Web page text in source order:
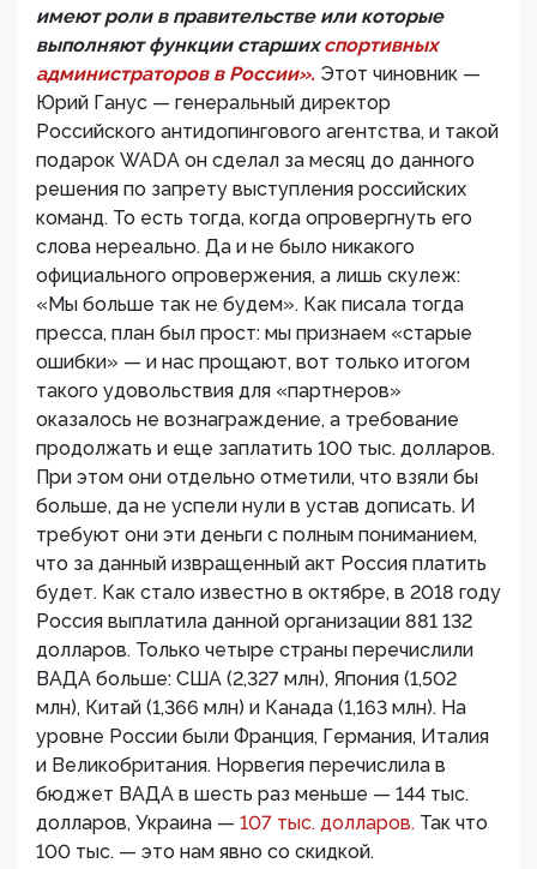
имеют роли в правительстве или которые
выполняют функции старшихспортивных
администраторов в России». Этот чиновник —
Юрий Ганус — генеральный директор
Российского антидопингового агентства, и такой
подарок WADA он сделал за месяц до данного
решения по запрету выступления российских
команд. То есть тогда, когда опровергнуть его
слова нереально. Да и не было никакого
официального опровержения, а лишь скулеж:
«Мы больше так не будем». Как писала тогда
пресса, план был прост: мы признаем «старые
ошибки» — и нас прощают, вот только итогом
такого удовольствия для «партнеров»
оказалось не вознаграждение, а требование
продолжать и еще заплатить 100 тыс. долларов.
При этом они отдельно отметили, что взяли бы
больше, да не успели нули в устав дописать. И
требуют они эти деньги с полным пониманием,
что за данный извращенный акт Россия платить
будет. Как стало известно в октябре, в 2018 году
Россия выплатила данной организации 881 132
долларов. Только четыре страны перечислили
ВАДА больше: США (2,327 млн), Япония (1,502
млн), Китай (1,366 млн) и Канада (1,163 млн). На
уровне России были Франция, Германия, Италия
и Великобритания. Норвегия перечислила в
бюджет ВАДА в шесть раз меньше — 144 тыс.
долларов, Украина — 107 тыс. долларов. Так что
100 тыс. — это нам явно со скидкой.